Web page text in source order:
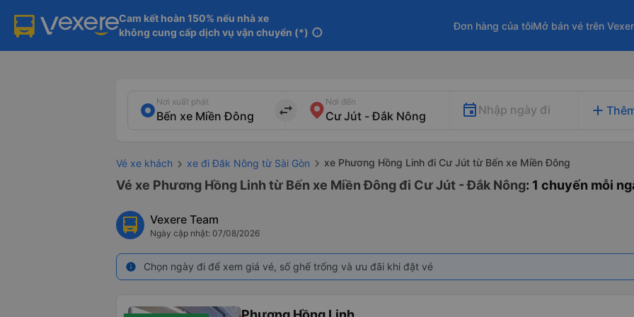
Cam kết hoàn 150% nếu nhà xe
không cung cấp dịch vụ vận chuyển (*) info
Đơn hàng của tôiMở bán vé trên
Nơi xuất phát
import_export
Nơi đến
Nhập ngày đi add
Vé xe khách xe đi Đăk Nông từ Sài Gòn xe Phương Hồng Linh đi Cư Jút từ Bến xe Miền Đông
Vé xe Phương Hồng Linh từ Bến xe Miền Đông đi Cư Jút - Đắk Nông: 1 chuyến mỗi
Vexere Team
Ngày cập nhật: 07/08/2026
info Chọn ngày đi để xem giá vé, số ghế trống và ưu đãi khi đặt vé